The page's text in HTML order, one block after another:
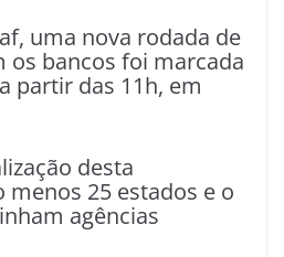
uma nova rodada de
os bancos foi marcada
partir das 11h, em
desta
25 estados e o
agências